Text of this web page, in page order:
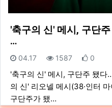
'축구의 신' 메시, 구단
…
등록일
04.17 조회
1587 추천
0
'축구의 신' 메시, 구단주 됐
의 신' 리오넬 메시(38·인터
구단주가 됐…